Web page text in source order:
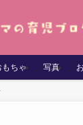
もちゃ 写真